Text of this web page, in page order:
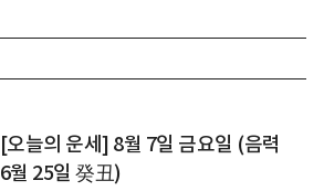
[오늘의 운세] 8월 7일 금요일 (음력
6월 25일 癸丑)